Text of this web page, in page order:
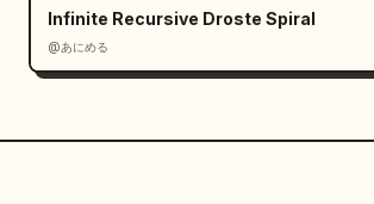
Infinite Recursive Droste Spiral
@あにめる